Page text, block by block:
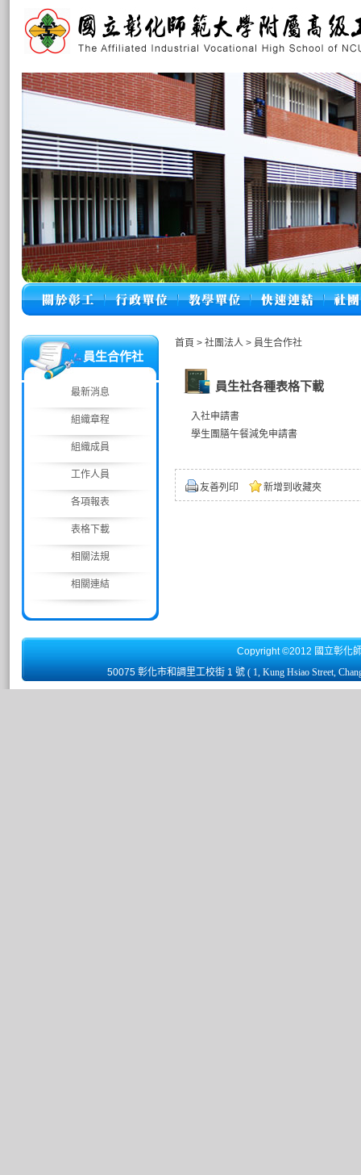
員生合作社
最新消息
組織章程
組織成員
工作人員
各項報表
表格下載
相關法規
相關連結
首頁 > 社團法人 > 員生合作社
員生社各種表格下載
入社申請書
學生團膳午餐減免申請書
友善列印 新增到收藏夾
Copyright ©2012 國立彰化
50075 彰化市和調里工校街 1 號 ( 1, Kung Hsiao Street,